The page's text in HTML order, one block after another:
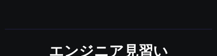
エンジニア見習い